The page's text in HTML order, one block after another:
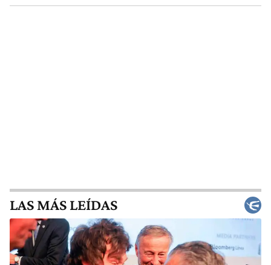
LAS MÁS LEÍDAS